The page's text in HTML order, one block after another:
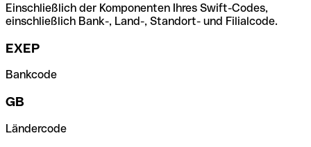
Einschließlich der Komponenten Ihres Swift-Codes,
einschließlich Bank-, Land-, Standort- und Filialcode.
EXEP
Bankcode
GB
Ländercode